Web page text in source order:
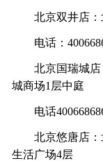
北京双井店
电话：
北京国瑞城
城商场1层中庭
电话
北京悠唐店
生活广场4层